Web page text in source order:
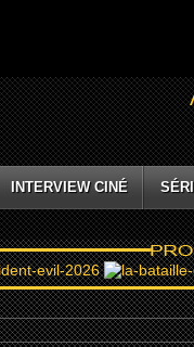
INTERVIEW CINÉ